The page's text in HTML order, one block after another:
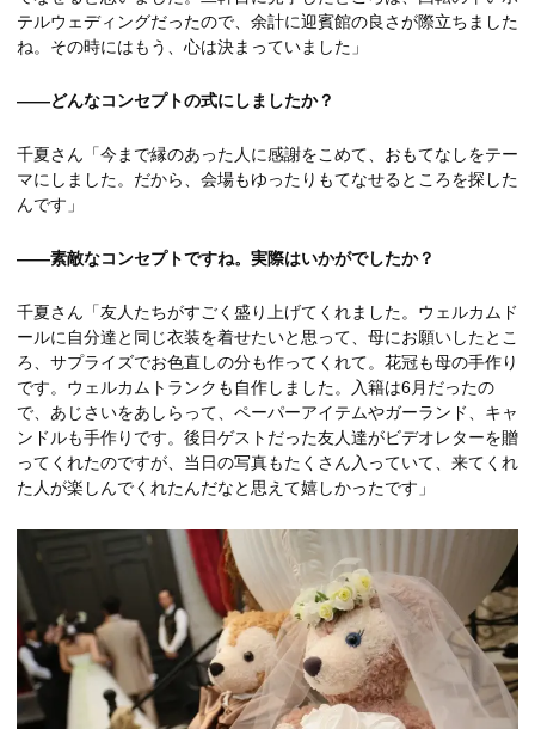
テルウェディングだったので、余計に迎賓館の良さが際立ちました
ね。その時にはもう、心は決まっていました」
――どんなコンセプトの式にしましたか？
千夏さん「今まで縁のあった人に感謝をこめて、おもてなしをテー
マにしました。だから、会場もゆったりもてなせるところを探した
んです」
――素敵なコンセプトですね。実際はいかがでしたか？
千夏さん「友人たちがすごく盛り上げてくれました。ウェルカムド
ールに自分達と同じ衣装を着せたいと思って、母にお願いしたとこ
ろ、サプライズでお色直しの分も作ってくれて。花冠も母の手作り
です。ウェルカムトランクも自作しました。入籍は6月だったの
で、あじさいをあしらって、ペーパーアイテムやガーランド、キャ
ンドルも手作りです。後日ゲストだった友人達がビデオレターを贈
ってくれたのですが、当日の写真もたくさん入っていて、来てくれ
た人が楽しんでくれたんだなと思えて嬉しかったです」